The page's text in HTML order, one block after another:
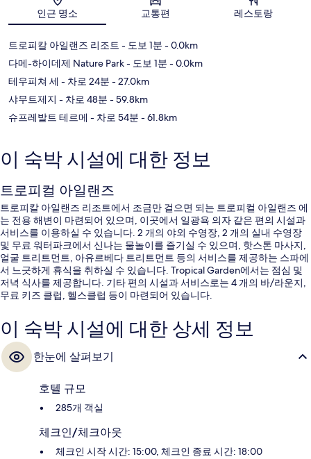
지도
인근 명소 교통편 레스토랑
트로피칼 아일랜즈 리조트 - 도보 1분 - 0.0km
다메-하이데제 Nature Park- 도보 1분 - 0.0km
테우피쳐 세 - 차로 24분 - 27.0km
샤무트제지 - 차로 48분 - 59.8km
슈프레발트 테르메 - 차로 54분 - 61.8km
이 숙박 시설에 대한 정보
트로피컬 아일랜즈
트로피칼 아일랜즈 리조트에서 조금만 걸으면 되는 트로피컬 아일랜즈 에
는 전용 해변이 마련되어 있으며, 이곳에서 일광욕 의자 같은 편의 시설과
서비스를 이용하실 수 있습니다. 2 개의 야외 수영장, 2 개의 실내 수영장
및 무료 워터파크에서 신나는 물놀이를 즐기실 수 있으며, 핫스톤 마사지,
얼굴 트리트먼트, 아유르베다 트리트먼트 등의 서비스를 제공하는 스파에
서 느긋하게 휴식을 취하실 수 있습니다. Tropical Garden에서는 점심 및
저녁 식사를 제공합니다. 기타 편의 시설과 서비스로는 4 개의 바/라운지,
무료 키즈 클럽, 헬스클럽 등이 마련되어 있습니다.
이 숙박 시설에 대한 상세 정보
한눈에 살펴보기
호텔 규모
285개 객실
체크인/체크아웃
체크인 시작 시간: 15:00, 체크인 종료 시간: 18:00